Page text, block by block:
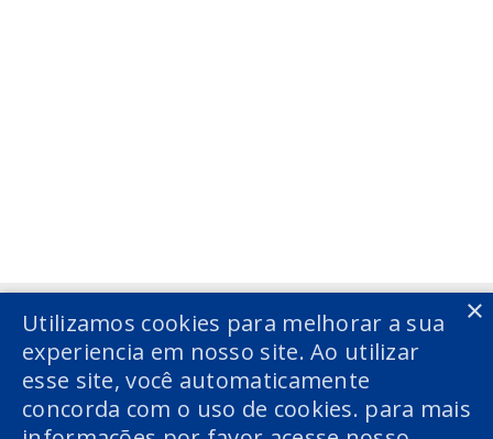
×
Utilizamos cookies para melhorar a sua
experiencia em nosso site. Ao utilizar
esse site, você automaticamente
concorda com o uso de cookies. para mais